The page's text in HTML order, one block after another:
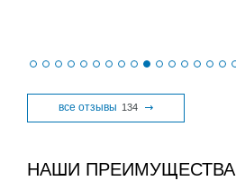
все отзывы 134
НАШИ ПРЕИМУЩЕСТВА